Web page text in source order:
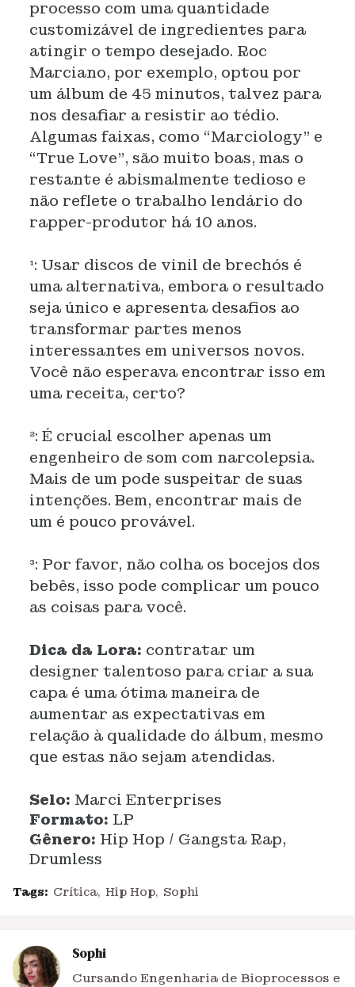
processo com uma quantidade
customizável de ingredientes para
atingir o tempo desejado. Roc
Marciano, por exemplo, optou por
um álbum de 45 minutos, talvez para
nos desafiar a resistir ao tédio.
Algumas faixas, como “Marciology” e
“True Love”, são muito boas, mas o
restante é abismalmente tedioso e
não reflete o trabalho lendário do
rapper-produtor há 10 anos.
¹: Usar discos de vinil de brechós é
uma alternativa, embora o resultado
seja único e apresenta desafios ao
transformar partes menos
interessantes em universos novos.
Você não esperava encontrar isso em
uma receita, certo?
²: É crucial escolher apenas um
engenheiro de som com narcolepsia.
Mais de um pode suspeitar de suas
intenções. Bem, encontrar mais de
um é pouco provável.
³: Por favor, não colha os bocejos dos
bebês, isso pode complicar um pouco
as coisas para você.
Dica da Lora: contratar um
designer talentoso para criar a sua
capa é uma ótima maneira de
aumentar as expectativas em
relação à qualidade do álbum, mesmo
que estas não sejam atendidas.
Selo: Marci Enterprises
Formato: LP
Gênero: Hip Hop / Gangsta Rap,
Drumless
Tags: Crítica Hip Hop Sophi
Sophi
Cursando Engenharia de Bioprocessos e